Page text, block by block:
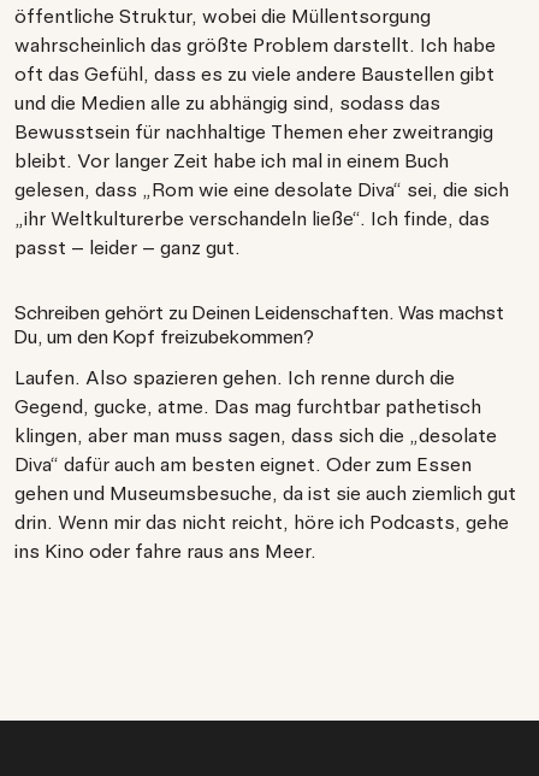
öffentliche Struktur, wobei die Müllentsorgung
wahrscheinlich das größte Problem darstellt. Ich habe
oft das Gefühl, dass es zu viele andere Baustellen gibt
und die Medien alle zu abhängig sind, sodass das
Bewusstsein für nachhaltige Themen eher zweitrangig
bleibt. Vor langer Zeit habe ich mal in einem Buch
gelesen, dass „Rom wie eine desolate Diva“ sei, die sich
„ihr Weltkulturerbe verschandeln ließe“. Ich finde, das
passt – leider – ganz gut.
Schreiben gehört zu Deinen Leidenschaften. Was machst
Du, um den Kopf freizubekommen?
Laufen. Also spazieren gehen. Ich renne durch die
Gegend, gucke, atme. Das mag furchtbar pathetisch
klingen, aber man muss sagen, dass sich die „desolate
Diva“ dafür auch am besten eignet. Oder zum Essen
gehen und Museumsbesuche, da ist sie auch ziemlich gut
drin. Wenn mir das nicht reicht, höre ich Podcasts, gehe
ins Kino oder fahre raus ans Meer.